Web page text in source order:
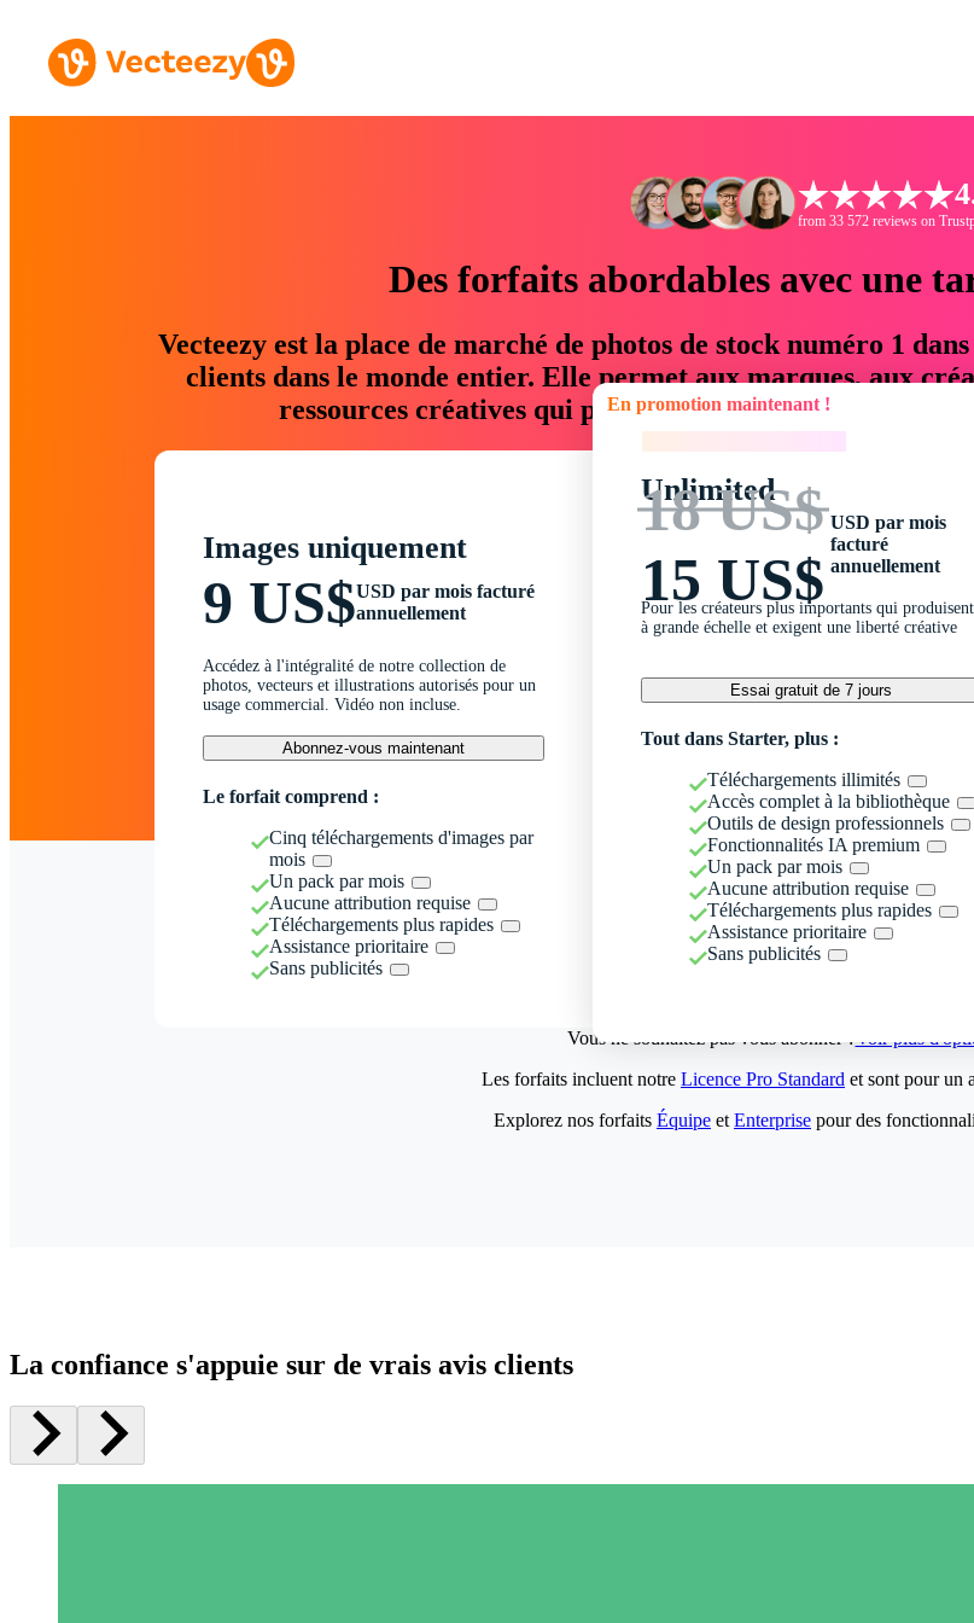
from 33 572 reviews on
Des forfaits abordables avec une
Vecteezy est la place de marché de photos de stock numéro 1
clients dans le monde entier. Elle permet aux marques, aux
ressources créatives qui permettent d'économiser
Images uniquement
9 US$USD par mois facturé
annuellement
Accédez à l'intégralité de notre collection de
photos, vecteurs et illustrations autorisés pour un
usage commercial. Vidéo non incluse.
Abonnez-vous maintenant
Le forfait comprend :
Cinq téléchargements d'images par
mois
Un pack par mois
Aucune attribution requise
Téléchargements plus rapides
Assistance prioritaire
Sans publicités
En promotion maintenant !
Unlimited
18 US$
15 US$
USD par mois
facturé
annuellement
Pour les créateurs plus importants qui produisent
à grande échelle et exigent une liberté créative
Essai gratuit de 7 jours
Tout dans Starter, plus :
Téléchargements illimités
Accès complet à la bibliothèque
Outils de design professionnels
Fonctionnalités IA premium
Un pack par mois
Aucune attribution requise
Téléchargements plus rapides
Assistance prioritaire
Sans publicités
Vous ne souhaitez pas vous abonner ?Voir plus
Les forfaits incluent notre Licence Pro Standard et sont pour un
Explorez nos forfaits Équipe et Enterprise pour des
La confiance s'appuie sur de vrais avis clients